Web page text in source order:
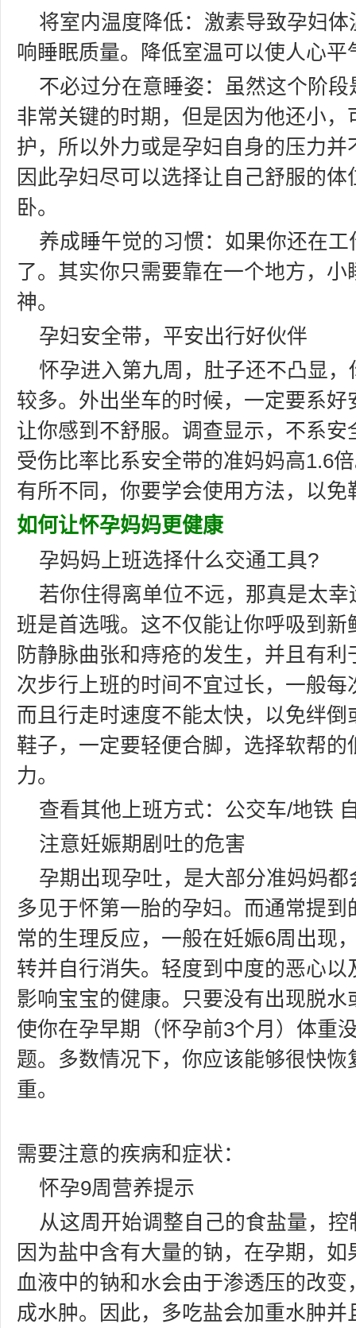
将室内温度降低：激素导致孕妇
响睡眠质量。降低室温可以使人心平
不必过分在意睡姿：虽然这个阶
非常关键的时期，但是因为他还小
护，所以外力或是孕妇自身的压力
因此孕妇尽可以选择让自己舒服的
卧。
养成睡午觉的习惯：如果你还在
了。其实你只需要靠在一个地方，
神。
孕妇安全带，平安出行好伙伴
怀孕进入第九周，肚子还不凸显
较多。外出坐车的时候，一定要系
让你感到不舒服。调查显示，不系
受伤比率比系安全带的准妈妈高1.6
有所不同，你要学会使用方法，以免
如何让怀孕妈妈更健康
孕妈妈上班选择什么交通工具?
若你住得离单位不远，那真是太
班是首选哦。这不仅能让你呼吸到
防静脉曲张和痔疮的发生，并且有
次步行上班的时间不宜过长，一般每
而且行走时速度不能太快，以免绊
鞋子，一定要轻便合脚，选择软帮
力。
查看其他上班方式：公交车/地铁
注意妊娠期剧吐的危害
孕期出现孕吐，是大部分准妈妈
多见于怀第一胎的孕妇。而通常提
常的生理反应，一般在妊娠6周出现
转并自行消失。轻度到中度的恶心
影响宝宝的健康。只要没有出现脱
使你在孕早期（怀孕前3个月）体重
题。多数情况下，你应该能够很快
重。
需要注意的疾病和症状：
怀孕9周营养提示
从这周开始调整自己的食盐量，
因为盐中含有大量的钠，在孕期，
血液中的钠和水会由于渗透压的改
成水肿。因此，多吃盐会加重水肿